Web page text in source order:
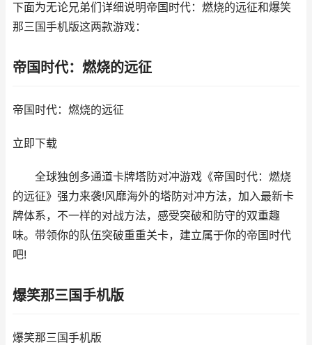
下面为无论兄弟们详细说明帝国时代：燃烧的远征和爆笑
那三国手机版这两款游戏：
帝国时代：燃烧的远征
帝国时代：燃烧的远征
立即下载
全球独创多通道卡牌塔防对冲游戏《帝国时代：燃烧
的远征》强力来袭!风靡海外的塔防对冲方法，加入最新卡
牌体系，不一样的对战方法，感受突破和防守的双重趣
味。带领你的队伍突破重重关卡，建立属于你的帝国时代
吧!
爆笑那三国手机版
爆笑那三国手机版